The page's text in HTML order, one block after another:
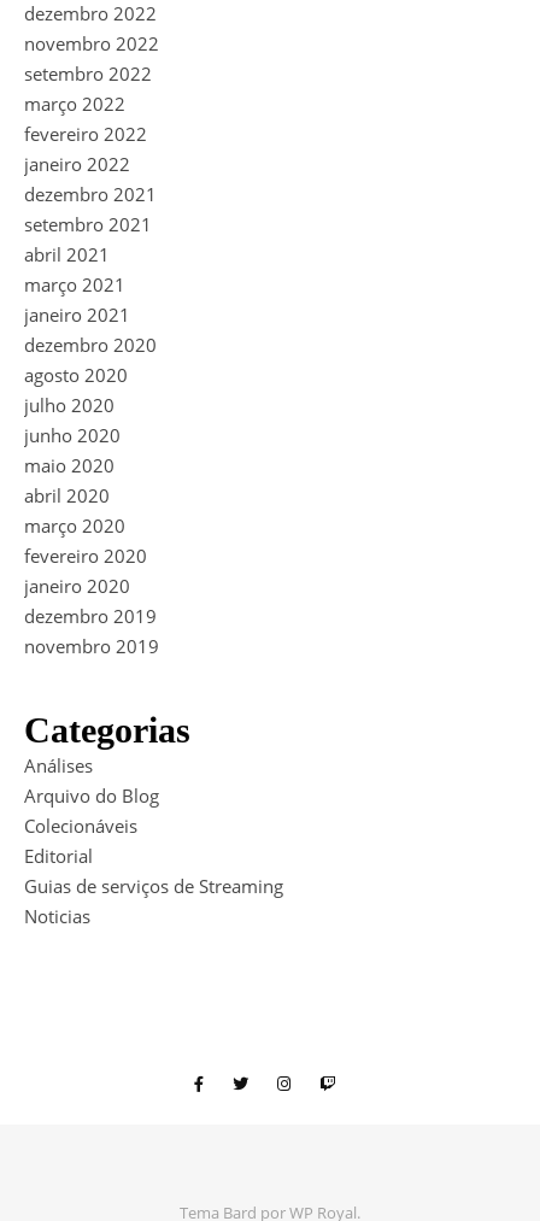
dezembro 2022
novembro 2022
setembro 2022
março 2022
fevereiro 2022
janeiro 2022
dezembro 2021
setembro 2021
abril 2021
março 2021
janeiro 2021
dezembro 2020
agosto 2020
julho 2020
junho 2020
maio 2020
abril 2020
março 2020
fevereiro 2020
janeiro 2020
dezembro 2019
novembro 2019
Categorias
Análises
Arquivo do Blog
Colecionáveis
Editorial
Guias de serviços de Streaming
Noticias
Tema Bard porWP Royal.